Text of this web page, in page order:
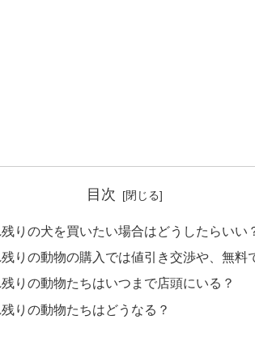
目次
りの犬を買いたい場合はどうしたらいい
りの動物の購入では値引き交渉や、無料
りの動物たちはいつまで店頭にいる？
りの動物たちはどうなる？